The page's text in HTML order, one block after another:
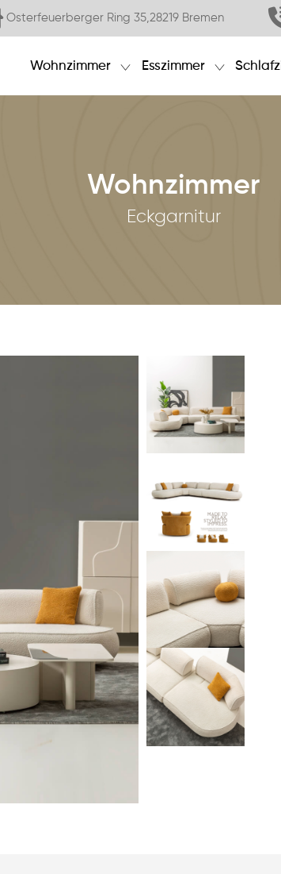
Osterfeuerberger Ring 35,28219 Bremen
Wohnzimmer Esszimmer
Wohnzimmer
Eckgarnitur